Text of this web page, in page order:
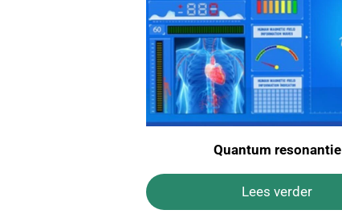
Quantum resonantie
Lees verder